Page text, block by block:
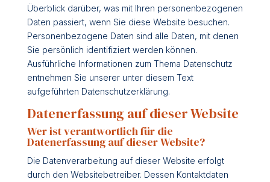
Überblick darüber, was mit Ihren personenbezogenen
Daten passiert, wenn Sie diese Website besuchen.
Personenbezogene Daten sind alle Daten, mit denen
Sie persönlich identifiziert werden können.
Ausführliche Informationen zum Thema Datenschutz
entnehmen Sie unserer unter diesem Text
aufgeführten Datenschutzerklärung.
Datenerfassung auf dieser Website
Wer ist verantwortlich für die
Datenerfassung auf dieser Website?
Die Datenverarbeitung auf dieser Website erfolgt
durch den Websitebetreiber. Dessen Kontaktdaten